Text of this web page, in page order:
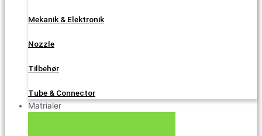
Mekanik & Elektronik
Nozzle
Tilbehør
Tube & Connector
Matrialer